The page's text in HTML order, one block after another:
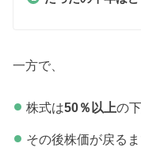
一方で、
株式は50％以上の
その後株価が戻る